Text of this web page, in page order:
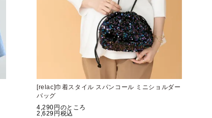
[relac]巾着スタイル スパンコール ミニショルダー
バッグ
4,290
のところ
2,629
税込